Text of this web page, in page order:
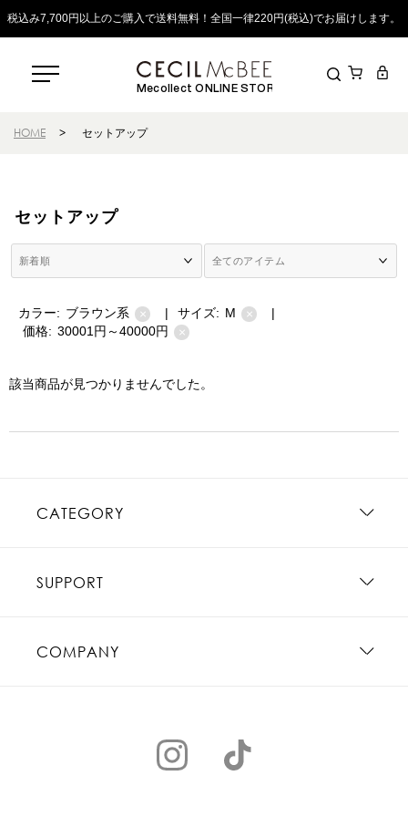
税込み7,700円以上のご購入で送料無料！全国一律220円(税込)でお届けします。
Mecollect ONLINE STORE
HOME > セットアップ
セットアップ
カラー: ブラウン系 × | サイズ: M ×
|
価格: 30001円～40000円 ×
該当商品が見つかりませんでした。
CATEGORY
SUPPORT
COMPANY